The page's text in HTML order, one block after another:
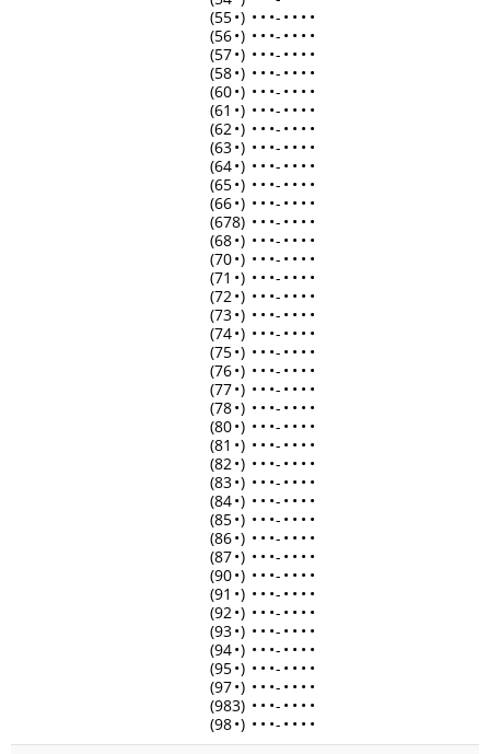
(55•) • • •- • • • •
(56•) • • •- • • • •
(57•) • • •- • • • •
(58•) • • •- • • • •
(60•) • • •- • • • •
(61 •) • • •- • • • •
(62•) • • •- • • • •
(63•) • • •- • • • •
(64•) • • •- • • • •
(65•) • • •- • • • •
(66•) • • •- • • • •
(678) • • •- • • • •
(68•) • • •- • • • •
(70•) • • •- • • • •
(71 •) • • •- • • • •
(72•) • • •- • • • •
(73•) • • •- • • • •
(74•) • • •- • • • •
(75•) • • •- • • • •
(76•) • • •- • • • •
(77•) • • •- • • • •
(78•) • • •- • • • •
(80•) • • •- • • • •
(81 •) • • •- • • • •
(82•) • • •- • • • •
(83•) • • •- • • • •
(84•) • • •- • • • •
(85•) • • •- • • • •
(86•) • • •- • • • •
(87•) • • •- • • • •
(90•) • • •- • • • •
(91 •) • • •- • • • •
(92•) • • •- • • • •
(93•) • • •- • • • •
(94•) • • •- • • • •
(95•) • • •- • • • •
(97•) • • •- • • • •
(983) • • •- • • • •
(98•) • • •- • • • •